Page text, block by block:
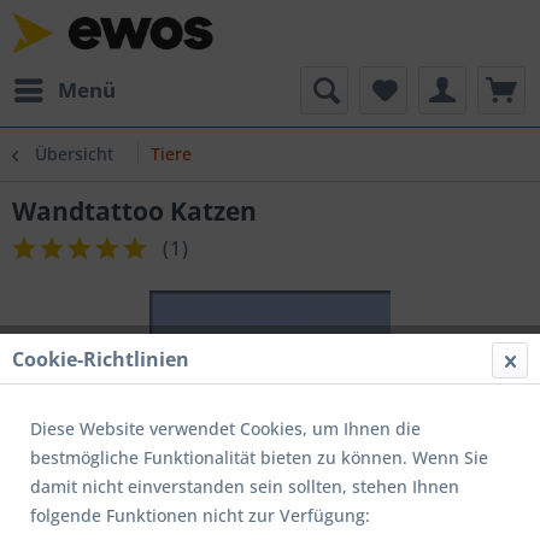
Menü
Übersicht Tiere
Wandtattoo Katzen
(1 )
Cookie-Richtlinien
Diese Website verwendet Cookies, um Ihnen die
bestmögliche Funktionalität bieten zu können. Wenn Sie
damit nicht einverstanden sein sollten, stehen Ihnen
folgende Funktionen nicht zur Verfügung: